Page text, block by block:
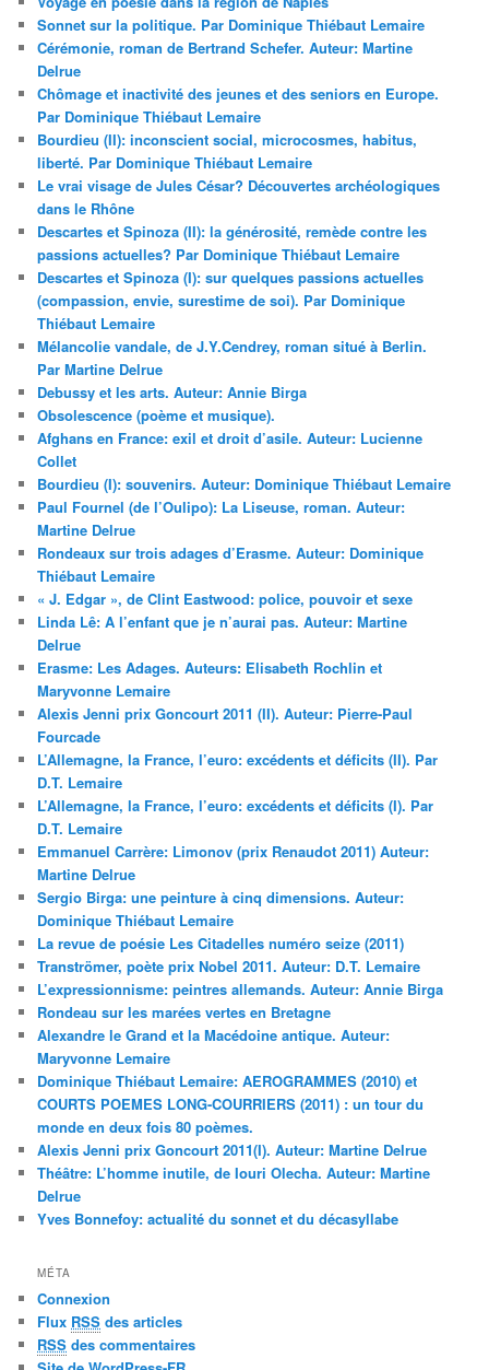
Sonnet sur la politique. Par Dominique Thiébaut Lemaire
Cérémonie, roman de Bertrand Schefer. Auteur: Martine
Delrue
Chômage et inactivité des jeunes et des seniors en Europe.
Par Dominique Thiébaut Lemaire
Bourdieu (II): inconscient social, microcosmes, habitus,
liberté. Par Dominique Thiébaut Lemaire
Le vrai visage de Jules César? Découvertes archéologiques
dans le Rhône
Descartes et Spinoza (II): la générosité, remède contre les
passions actuelles? Par Dominique Thiébaut Lemaire
Descartes et Spinoza (I): sur quelques passions actuelles
(compassion, envie, surestime de soi). Par Dominique
Thiébaut Lemaire
Mélancolie vandale, de J.Y.Cendrey, roman situé à Berlin.
Par Martine Delrue
Debussy et les arts. Auteur: Annie Birga
Obsolescence (poème et musique).
Afghans en France: exil et droit d’asile. Auteur: Lucienne
Collet
Bourdieu (I): souvenirs. Auteur: Dominique Thiébaut Lemaire
Paul Fournel (de l’Oulipo): La Liseuse, roman. Auteur:
Martine Delrue
Rondeaux sur trois adages d’Erasme. Auteur: Dominique
Thiébaut Lemaire
« J. Edgar », de Clint Eastwood: police, pouvoir et sexe
Linda Lê: A l’enfant que je n’aurai pas. Auteur: Martine
Delrue
Erasme: Les Adages. Auteurs: Elisabeth Rochlin et
Maryvonne Lemaire
Alexis Jenni prix Goncourt 2011 (II). Auteur: Pierre-Paul
Fourcade
L’Allemagne, la France, l’euro: excédents et déficits (II). Par
D.T. Lemaire
L’Allemagne, la France, l’euro: excédents et déficits (I). Par
D.T. Lemaire
Emmanuel Carrère: Limonov (prix Renaudot 2011) Auteur:
Martine Delrue
Sergio Birga: une peinture à cinq dimensions. Auteur:
Dominique Thiébaut Lemaire
La revue de poésie Les Citadelles numéro seize (2011)
Tranströmer, poète prix Nobel 2011. Auteur: D.T. Lemaire
L’expressionnisme: peintres allemands. Auteur: Annie Birga
Rondeau sur les marées vertes en Bretagne
Alexandre le Grand et la Macédoine antique. Auteur:
Maryvonne Lemaire
Dominique Thiébaut Lemaire: AEROGRAMMES (2010) et
COURTS POEMES LONG-COURRIERS (2011) : un tour du
monde en deux fois 80 poèmes.
Alexis Jenni prix Goncourt 2011(I). Auteur: Martine Delrue
Théâtre: L’homme inutile, de Iouri Olecha. Auteur: Martine
Delrue
Yves Bonnefoy: actualité du sonnet et du décasyllabe
MÉTA
Connexion
Flux RSS des articles
RSS des commentaires